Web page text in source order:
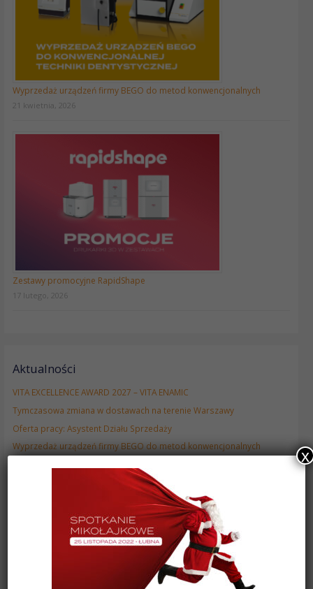
Wyprzedaż urządzeń firmy BEGO do metod konwencjonalnych
21 kwietnia, 2026
Zestawy promocyjne RapidShape
17 lutego, 2026
Aktualności
VITA EXCELLENCE AWARD 2027 – VITA ENAMIC
Tymczasowa zmiana w dostawach na terenie Warszawy
Oferta pracy: Asystent Działu Sprzedaży
Wyprzedaż urządzeń firmy BEGO do metod konwencjonalnych
VITA VIONIC® BASE RESIN FLEX
Frezarka Roland DWX-53DC
Frezarka Roland DWX-43W
Oferta pracy – Przedstawiciel Medyczny ds. Implantologii oraz
x